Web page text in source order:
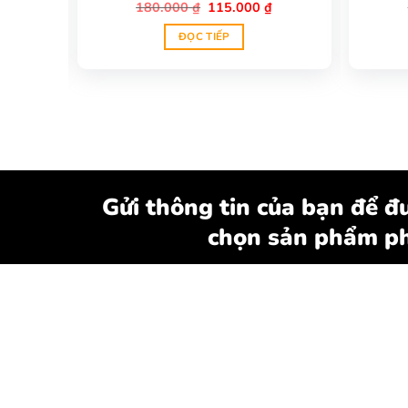
180.000₫ Giá
gốc
là:
180.000 ₫.
115.000₫Giá
ĐỌC TIẾP
Gửi thông tin của bạn để
chọn sản phẩm